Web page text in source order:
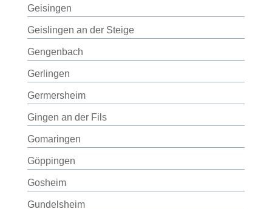
Geisingen
Geislingen an der Steige
Gengenbach
Gerlingen
Germersheim
Gingen an der Fils
Gomaringen
Göppingen
Gosheim
Gundelsheim